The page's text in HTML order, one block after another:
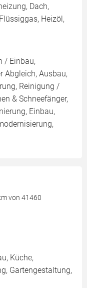
Dach,
Heizöl,
/ Einbau,
Abgleich, Ausbau,
Reinigung /
& Schneefänger,
Einbau,
von 41460
Küche,
Gartengestaltung,